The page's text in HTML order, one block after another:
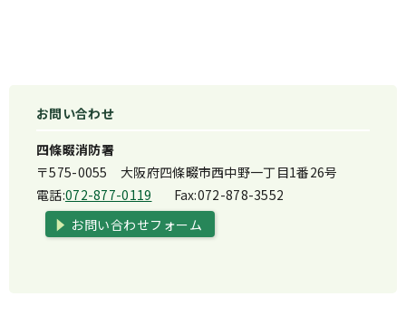
お問い合わせ
四條畷消防署
電話:072-877-0119 Fax:072-878-3552
〒575-0055 大阪府四條畷市西中野一丁目1番26号
お問い合わせフォーム